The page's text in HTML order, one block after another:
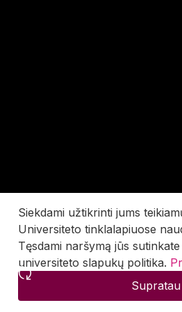
Siekdami užtikrinti jums
Universiteto tinklalapiuose
Tęsdami naršymą jūs
universiteto slapukų politika.
Supratau